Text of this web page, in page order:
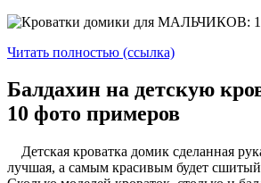
Читать полностью (ссылка)
Балдахин на детскую
10 фото примеров
Детская кроватка домик сделанная
лучшая, а самым красивым будет